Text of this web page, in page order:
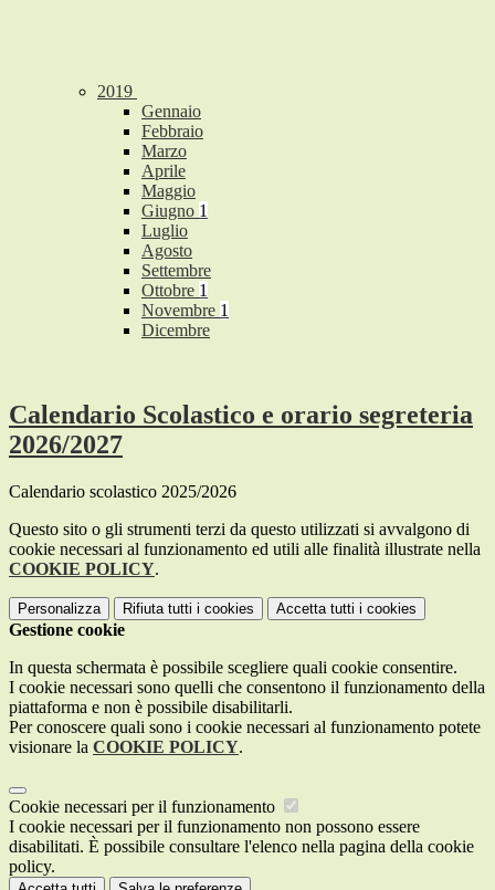
2019
Gennaio
Febbraio
Marzo
Aprile
Maggio
Giugno 1
Luglio
Agosto
Settembre
Ottobre 1
Novembre 1
Dicembre
Calendario Scolastico e orario segreteria
2026/2027
Calendario scolastico 2025/2026
Questo sito o gli strumenti terzi da questo utilizzati si avvalgono di
cookie necessari al funzionamento ed utili alle finalità illustrate nella
COOKIE POLICY.
Personalizza Rifiuta tutti i cookies Accetta tutti i cookies
Gestione cookie
In questa schermata è possibile scegliere quali cookie consentire.
I cookie necessari sono quelli che consentono il funzionamento della
piattaforma e non è possibile disabilitarli.
Per conoscere quali sono i cookie necessari al funzionamento potete
visionare la COOKIE POLICY.
Cookie necessari per il funzionamento
I cookie necessari per il funzionamento non possono essere
disabilitati. È possibile consultare l'elenco nella pagina della cookie
policy.